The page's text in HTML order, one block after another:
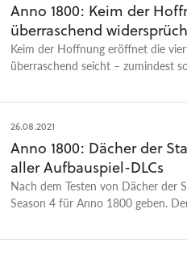
Anno 1800: Keim der
überraschend
Keim der Hoffnung eröffnet die
überraschend seicht – zumindest
26.08.2021
Anno 1800: Dächer der
aller Aufbauspiel-DLCs
Nach dem Testen von Dächer der
Season 4 für Anno 1800 geben.